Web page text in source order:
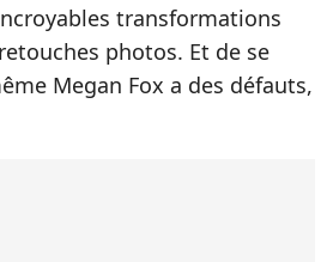
transformations
photos. Et de se
Megan Fox a des défauts,